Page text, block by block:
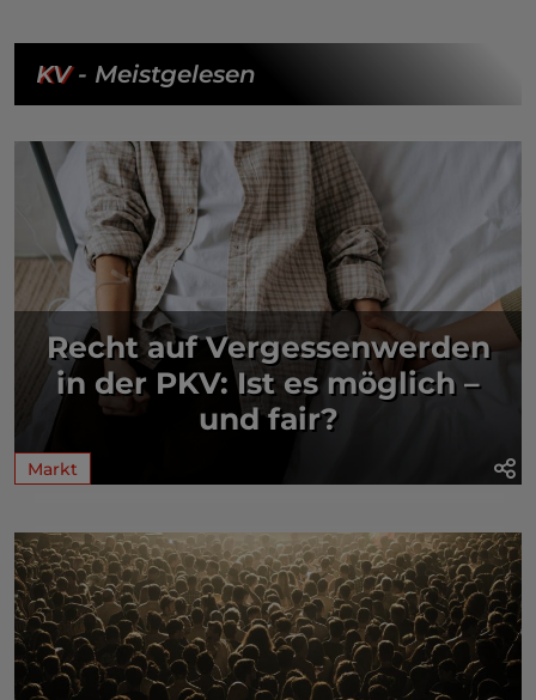
KV- Meistgelesen
Recht auf Vergessenwerden
in der PKV: Ist es möglich –
und fair?
Markt